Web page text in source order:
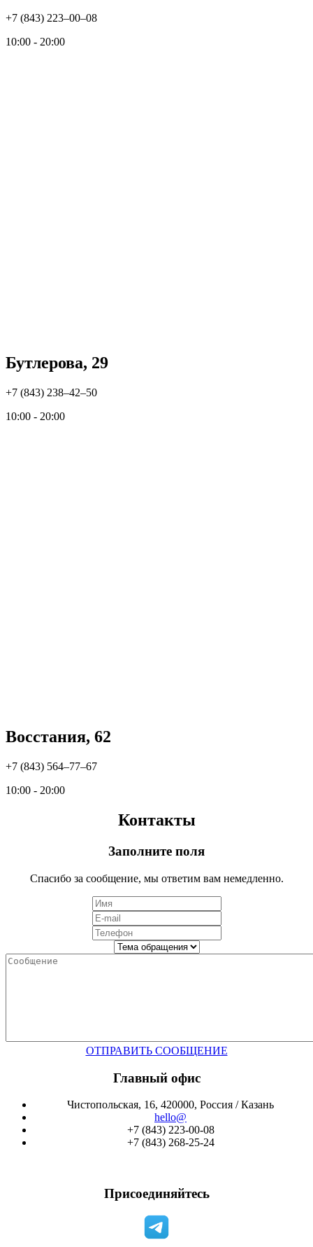
+7 (843) 223‒00‒08
10:00 - 20:00
Бутлерова, 29
+7 (843) 238‒42‒50
10:00 - 20:00
Восстания, 62
+7 (843) 564‒77‒67
10:00 - 20:00
Контакты
Заполните поля
Спасибо за сообщение, мы ответим вам немедленно.
ОТПРАВИТЬ СООБЩЕНИЕ
Главный офис
Чистопольская, 16, 420000, Россия / Казань
hello@
+7 (843) 223-00-08
+7 (843) 268-25-24
Присоединяйтесь